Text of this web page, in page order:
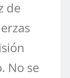
de
No se